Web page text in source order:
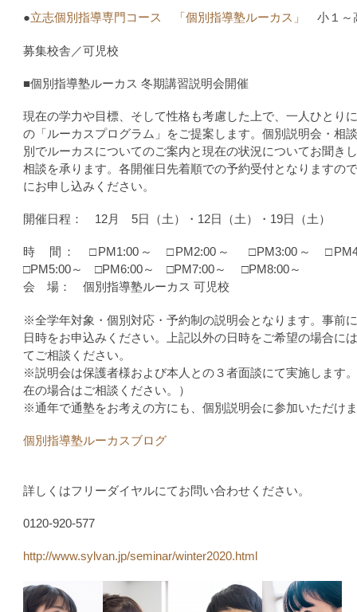
●立志個別指導専門コース 「個別指導塾ルーカス」 小１～
募集校舎／可児校
■個別指導塾ルーカス 冬期講習説明会開催
現在の学力や目標、そして性格も考慮した上で、一人ひとり
の「ルーカスプログラム」をご提案します。個別説明会・相
別でルーカスについてのご案内と現在の状況についてお聞き
相談を承ります。各開催日先着順での予約受付となりますの
にお申し込みください。
開催日程： 12月 5日（土）・12日（土）・19日（土）
時 間： □PM1:00～ □PM2:00～ □PM3:00～
□PM5:00～ □PM6:00～ □PM7:00～ □PM8:00～
会 場： 個別指導塾ルーカス 可児校
※全学年対象・個別対応・予約制の説明会となります。事前
日時をお申込みください。上記以外の日時をご希望の場合に
てご相談ください。
※説明会は保護者様および本人との３者面談にて実施します
在の場合はご相談ください。）
※通年で通塾をお考えの方にも、個別説明会に参加いただけ
個別指導塾ルーカスブログ
詳しくはフリーダイヤルにてお問い合わせください。
0120-920-577
http://www.sylvan.jp/seminar/winter2020.html